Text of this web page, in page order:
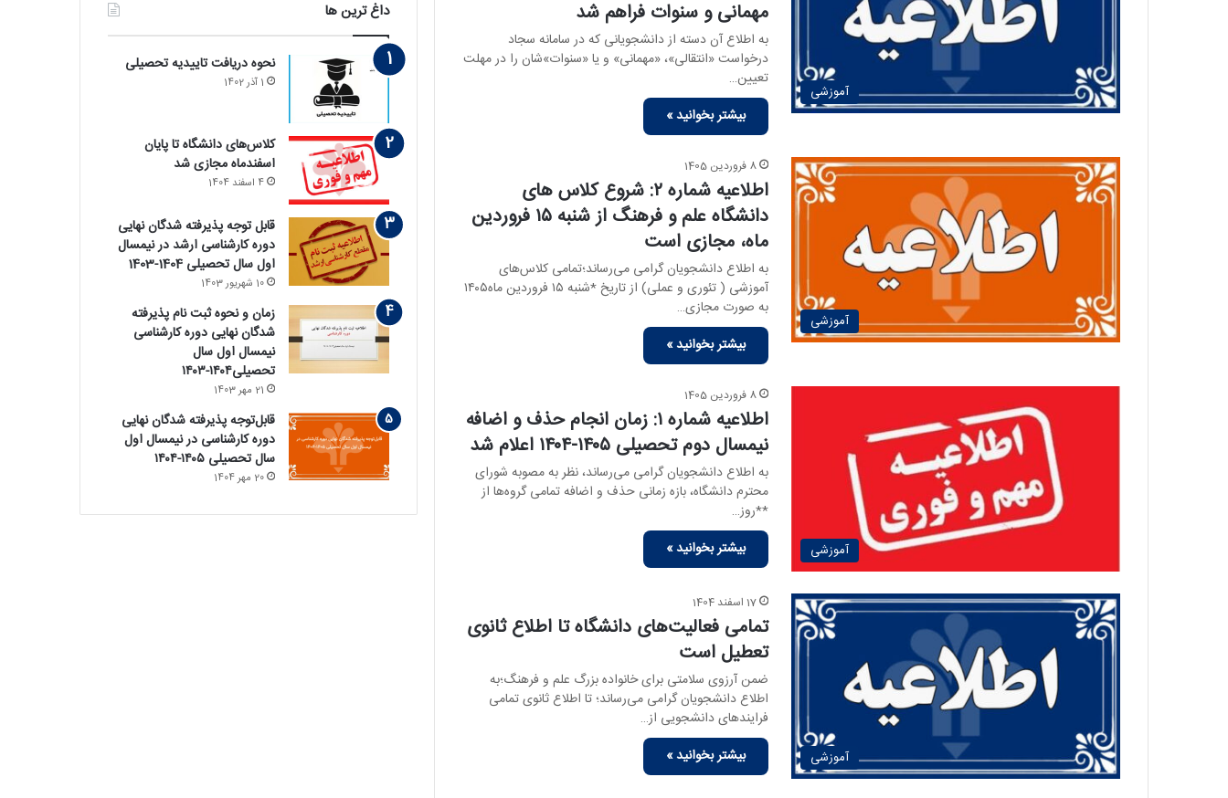
آموزشی
مهمانی و سنوات فراهم شد
به اطلاع آن دسته از دانشجویانی که در سامانه سجاد
درخواست «انتقالی»، «مهمانی» و یا «سنوات»شان را در مهلت
تعیین…
بیشتر بخوانید »
آموزشی
8 فروردین 1405
اطلاعیه شماره ۲: شروع کلاس های
دانشگاه علم و فرهنگ از شنبه ۱۵ فروردین
ماه، مجازی است
به اطلاع دانشجویان گرامی می‌رساند؛تمامی کلاس‌های
آموزشی ( تئوری و عملی) از تاریخ *شنبه ۱۵ فروردین ماه۱۴۰۵
به صورت مجازی…
بیشتر بخوانید »
آموزشی
8 فروردین 1405
اطلاعیه شماره ۱: زمان انجام حذف و اضافه
نیمسال دوم تحصیلی ۱۴۰۵-۱۴۰۴ اعلام شد
به اطلاع دانشجویان گرامی می‌رساند، نظر به مصوبه شورای
محترم دانشگاه، بازه زمانی حذف و اضافه تمامی گروه‌ها از
**روز…
بیشتر بخوانید »
آموزشی
17 اسفند 1404
تمامی فعالیت‌های دانشگاه تا اطلاع ثانوی
تعطیل است
ضمن آرزوی سلامتی برای خانواده بزرگ علم و فرهنگ؛به
اطلاع دانشجویان گرامی می‌رساند؛ تا اطلاع ثانوی تمامی
فرایندهای دانشجویی از…
بیشتر بخوانید »
داغ ترین ها
نحوه دریافت تاییدیه تحصیلی
1 آذر 1402
کلاس‌های دانشگاه تا پایان
اسفندماه مجازی شد
4 اسفند 1404
قابل توجه پذیرفته‏ شدگان نهایی
دوره کارشناسی ارشد در نیمسال
اول سال تحصیلی 1404-1403
10 شهریور 1403
زمان و نحوه ثبت نام پذیرفته
‏شدگان نهایی دوره کارشناسی
نیمسال اول سال
تحصیلی۱۴۰۴-۱۴۰۳
21 مهر 1403
قابل‌توجه پذیرفته‏ شدگان نهایی
دوره کارشناسی در نیمسال اول
سال تحصیلی ۱۴۰۵-۱۴۰۴
20 مهر 1404